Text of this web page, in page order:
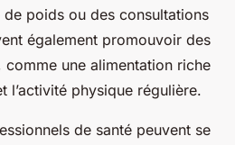
poids ou des consultations
également promouvoir des
une alimentation riche
l’activité physique régulière.
de santé peuvent se